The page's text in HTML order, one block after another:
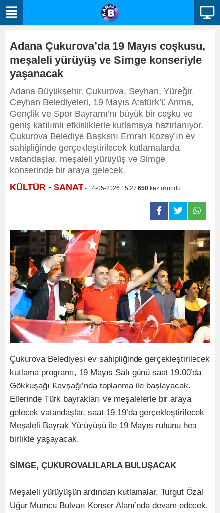
Adana Çukurova’da 19 Mayıs coşkusu,
meşaleli yürüyüş ve Simge konseriyle
yaşanacak
Adana Büyükşehir, Çukurova, Seyhan, Yüreğir,
Ceyhan Belediyeleri, 19 Mayıs Atatürk’ü Anma,
Gençlik ve Spor Bayramı’nı büyük bir coşku ve
geniş katılımlı etkinliklerle kutlamaya hazırlanıyor.
Çukurova Belediye Başkanı Emrah Kozay’ın ev
sahipliğinde gerçekleştirilecek kutlamalarda
vatandaşlar, meşaleli yürüyüş ve Simge
konserinde bir araya gelecek.
KÜLTÜR - SANAT - 14-05-2026 15:27 650 kez okundu.
Çukurova Belediyesi ev sahipliğinde gerçekleştirilecek
kutlama programı, 19 Mayıs Salı günü saat 19.00’da
Gökkuşağı Kavşağı’nda toplanma ile başlayacak.
Ellerinde Türk bayrakları ve meşalelerle bir araya
gelecek vatandaşlar, saat 19.19’da gerçekleştirilecek
Meşaleli Bayrak Yürüyüşü ile 19 Mayıs ruhunu hep
birlikte yaşayacak.
SİMGE, ÇUKUROVALILARLA BULUŞACAK
Meşaleli yürüyüşün ardından kutlamalar, Turgut Özal
Uğur Mumcu Bulvarı Konser Alanı’nda devam edecek.